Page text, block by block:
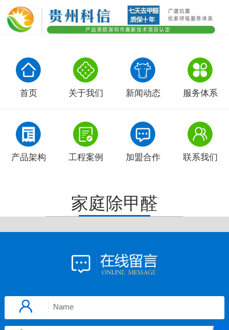
首页 关于我们 新闻动态 服务体系
产品架构 工程案例 加盟合作 联系我们
家庭除甲醛